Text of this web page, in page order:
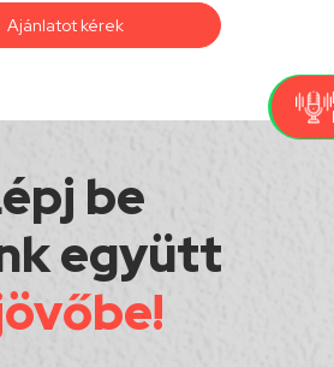
Ajánlatot kérek
be
együtt